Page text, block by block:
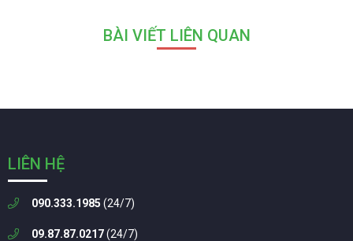
BÀI VIẾT LIÊN QUAN
LIÊN HỆ
090.333.1985 (24/7)
09.87.87.0217(24/7)